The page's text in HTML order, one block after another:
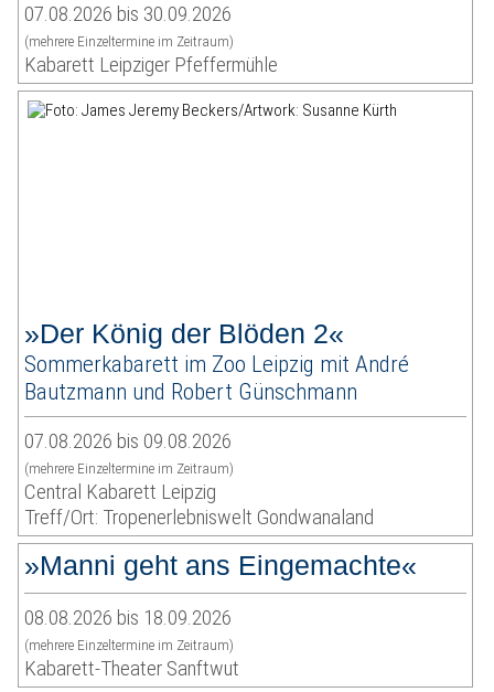
07.08.2026 bis 30.09.2026
(mehrere Einzeltermine im Zeitraum)
Kabarett Leipziger Pfeffermühle
»Der König der Blöden 2«
Sommerkabarett im Zoo Leipzig mit André
Bautzmann und Robert Günschmann
07.08.2026 bis 09.08.2026
(mehrere Einzeltermine im Zeitraum)
Central Kabarett Leipzig
Treff/Ort: Tropenerlebniswelt Gondwanaland
»Manni geht ans Eingemachte«
08.08.2026 bis 18.09.2026
(mehrere Einzeltermine im Zeitraum)
Kabarett-Theater Sanftwut